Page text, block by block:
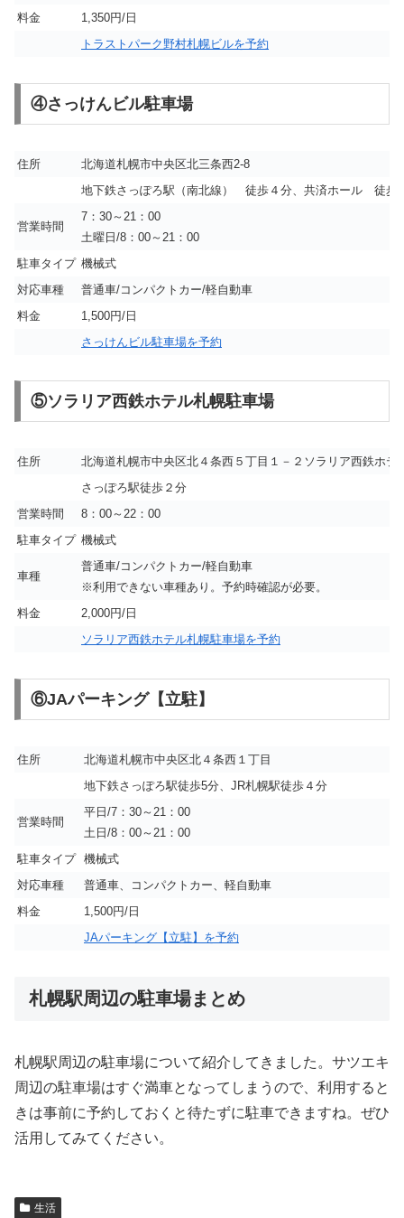
料金
1,350円/日
トラストパーク野村札幌ビルを予約
④さっけんビル駐車場
住所
北海道札幌市中央区北三条西2-8
地下鉄さっぽろ駅（南北線） 徒歩４分、共済ホール 徒歩
営業時間
7：30～21：00
土曜日/8：00～21：00
駐車タイプ 機械式
対応車種
普通車/コンパクトカー/軽自動車
料金
1,500円/日
さっけんビル駐車場を予約
⑤ソラリア西鉄ホテル札幌駐車場
住所
北海道札幌市中央区北４条西５丁目１－２ソラリア西鉄ホテ
さっぽろ駅徒歩２分
営業時間
8：00～22：00
駐車タイプ 機械式
車種
普通車/コンパクトカー/軽自動車
※利用できない車種あり。予約時確認が必要。
料金
2,000円/日
ソラリア西鉄ホテル札幌駐車場を予約
⑥JAパーキング【立駐】
住所
北海道札幌市中央区北４条西１丁目
地下鉄さっぽろ駅徒歩5分、JR札幌駅徒歩４分
営業時間
平日/7：30～21：00
土日/8：00～21：00
駐車タイプ 機械式
対応車種
普通車、コンパクトカー、軽自動車
料金
1,500円/日
JAパーキング【立駐】を予約
札幌駅周辺の駐車場まとめ
札幌駅周辺の駐車場について紹介してきました。サツエキ
周辺の駐車場はすぐ満車となってしまうので、利用すると
きは事前に予約しておくと待たずに駐車できますね。ぜひ
活用してみてください。
生活